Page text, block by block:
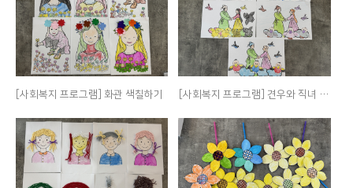
[사회복지 프로그램] 화관 색칠하기 [사회복지 프로그램] 견우와 직녀 색칠하기